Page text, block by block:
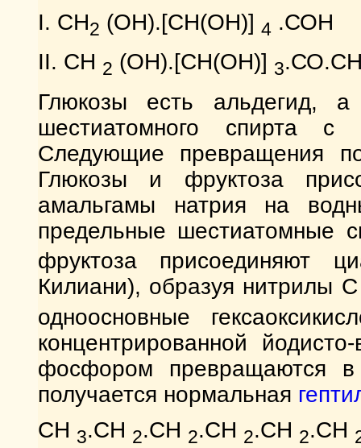
I. CH2 (OH).[СН(ОН)] 4 .СОН
II. СН 2 (ОН).[СН(ОН)] 3
Глюкозы есть альдегид,
шестиатомного спирта с
Следующие превращения
Глюкозы и фруктоза
амальгамы натрия на
предельные шестиатомные
фруктоза присоединяют
Килиани), образуя нитрилы
одноосновные
концентрированной
фосфором превращаются в
получается нормальная
СН 3.СН 2.СН 2.СH 2.СН 2.СН